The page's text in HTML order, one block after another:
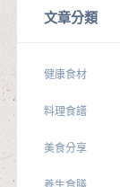
文章分類
健康食材
料理食譜
美食分享